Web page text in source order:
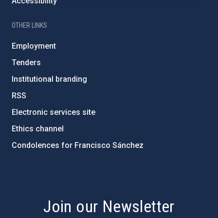
OTHER LINKS
Employment
Tenders
Institutional branding
RSS
Electronic services site
Ethics channel
Condolences for Francisco Sánchez
Join our Newsletter